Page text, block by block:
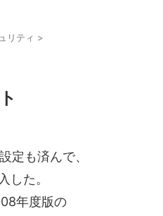
リティ >
定も済んで、
した。
年度版の